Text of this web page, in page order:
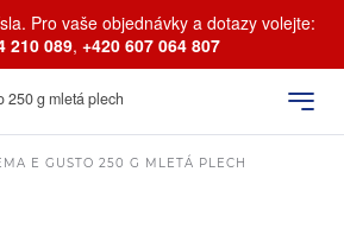
Pro vaše objednávky a dotazy volejte:
210 089, +420 607 064 807
E GUSTO 250 G MLETÁ PLECH